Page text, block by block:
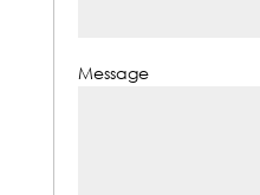
Message